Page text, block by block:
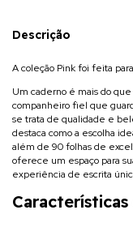
Descrição
A coleção Pink foi feita
Um caderno é mais do
companheiro fiel que
se trata de qualidade e
destaca como a escolha
além de 90 folhas de
oferece um espaço para
experiência de escrita